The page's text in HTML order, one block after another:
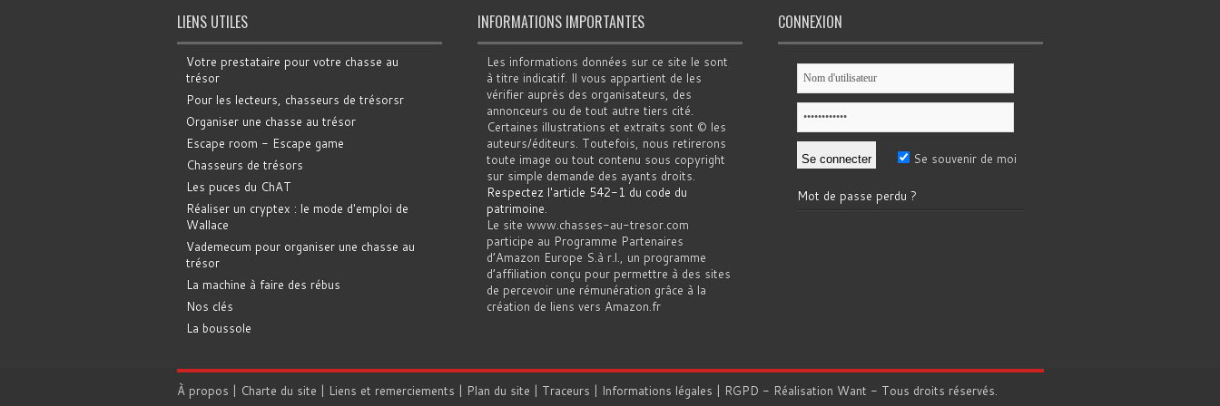
LIENS UTILES
Votre prestataire pour votre chasse au
trésor
Pour les lecteurs, chasseurs de trésorsr
Organiser une chasse au trésor
Escape room - Escape game
Chasseurs de trésors
Les puces du ChAT
Réaliser un cryptex : le mode d'emploi de
Wallace
Vademecum pour organiser une chasse au
trésor
La machine à faire des rébus
Nos clés
La boussole
INFORMATIONS IMPORTANTES
Les informations données sur ce site le sont
à titre indicatif. Il vous appartient de les
vérifier auprès des organisateurs, des
annonceurs ou de tout autre tiers cité.
Certaines illustrations et extraits sont © les
auteurs/éditeurs. Toutefois, nous retirerons
toute image ou tout contenu sous copyright
sur simple demande des ayants droits.
Respectez l'article 542-1 du code du
patrimoine.
Le site www.chasses-au-tresor.com
participe au Programme Partenaires
d’Amazon Europe S.à r.l., un programme
d’affiliation conçu pour permettre à des sites
de percevoir une rémunération grâce à la
création de liens vers Amazon.fr
CONNEXION
Se souvenir de moi
Mot de passe perdu ?
À propos | Charte du site | Liens et remerciements | Plan du site | Traceurs | Informations légales | RGPD - Réalisation Want - Tous droits réservés.